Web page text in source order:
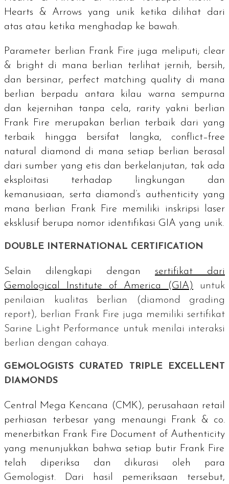
Hearts & Arrowsyang unik ketika dilihat dari
atas atau ketika menghadap ke bawah.
Parameter berlian Frank Fire juga meliputi; clear
& bright di mana berlian terlihat jernih, bersih,
dan bersinar,
perfect matching quality di mana
berlian berpadu antara kilau warna sempurna
dan kejernihan tanpa cela,
rarity yakni berlian
Frank Fire merupakan berlian terbaik dari yang
terbaik hingga bersifat langka, conflict–free
natural diamond di mana setiap berlian berasal
dari sumber yang etis dan berkelanjutan, tak ada
eksploitasi terhadap lingkungan dan
kemanusiaan, serta diamond’s authenticity yang
mana berlian Frank Fire memiliki inskripsi laser
eksklusif berupa nomor identifikasi GIA yang unik.
DOUBLE INTERNATIONAL CERTIFICATION
Selain dilengkapi dengan
sertifikat dari
Gemological Institute of America
(GIA) untuk
penilaian kualitas berlian (diamond grading
report), berlian Frank Fire juga memiliki sertifikat
Sarine Light Performance untuk menilai interaksi
berlian dengan cahaya.
GEMOLOGISTS CURATED TRIPLE EXCELLENT
DIAMONDS
Central Mega Kencana (CMK), perusahaan retail
perhiasan terbesar yang menaungi Frank & co.
menerbitkan Frank Fire Document of Authenticity
yang menunjukkan bahwa setiap butir Frank Fire
telah diperiksa dan dikurasi oleh para
Gemologist. Dari hasil pemeriksaan tersebut,